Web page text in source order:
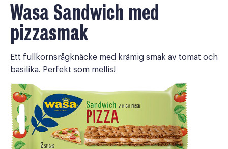
Wasa Sandwich med
pizzasmak
Ett fullkornsrågknäcke med krämig smak av tomat och
basilika. Perfekt som mellis!